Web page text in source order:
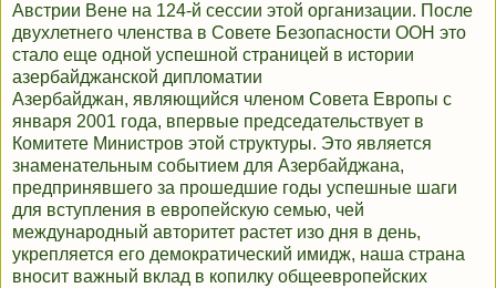
Австрии Вене на 124-й сессии этой организации. После
двухлетнего членства в Совете Безопасности ООН это
стало еще одной успешной страницей в истории
азербайджанской дипломатии
Азербайджан, являющийся членом Совета Европы с
января 2001 года, впервые председательствует в
Комитете Министров этой структуры. Это является
знаменательным событием для Азербайджана,
предпринявшего за прошедшие годы успешные шаги
для вступления в европейскую семью, чей
международный авторитет растет изо дня в день,
укрепляется его демократический имидж, наша страна
вносит важный вклад в копилку общеевропейских